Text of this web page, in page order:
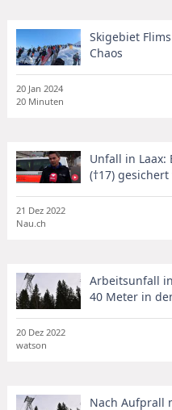
Skigebiet
Chaos
20 Jan 2024
20 Minuten
Unfall in
(†17)
21 Dez 2022
Nau.ch
Arbeitsunfall
40 Meter in
20 Dez 2022
watson
Nach Aufprall